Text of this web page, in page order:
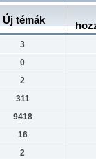
Új témák
3
0
2
311
9418
16
2